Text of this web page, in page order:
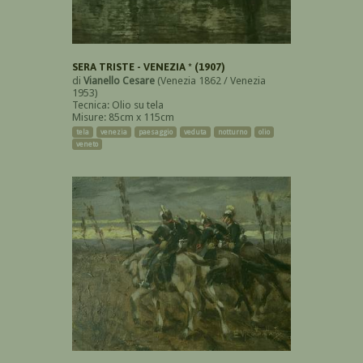
SERA TRISTE - VENEZIA * (1907)
di Vianello Cesare (Venezia 1862 / Venezia
1953)
Tecnica: Olio su tela
Misure: 85cm x 115cm
tela venezia paesaggio veduta notturno
olio
veneto